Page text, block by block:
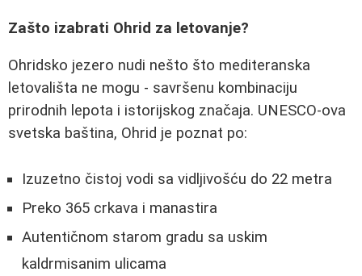
Zašto izabrati Ohrid za letovanje?
Ohridsko jezero nudi nešto što mediteranska
letovališta ne mogu - savršenu kombinaciju
prirodnih lepota i istorijskog značaja. UNESCO-ova
svetska baština, Ohrid je poznat po:
Izuzetno čistoj vodi sa vidljivošću do 22 metra
Preko 365 crkava i manastira
Autentičnom starom gradu sa uskim
kaldrmisanim ulicama